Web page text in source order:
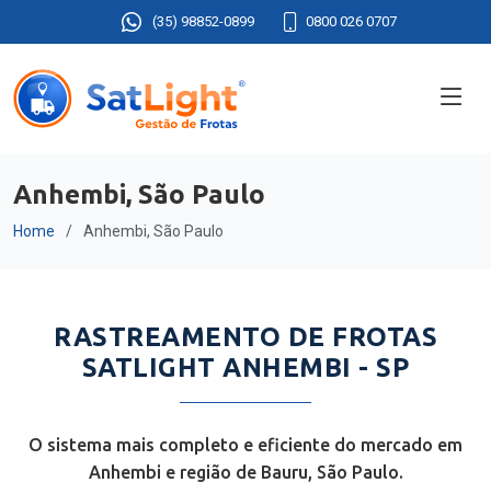
(35) 98852-0899 0800 026 0707
Anhembi, São Paulo
Home Anhembi, São Paulo
RASTREAMENTO DE FROTAS
SATLIGHT ANHEMBI - SP
O sistema mais completo e eficiente do mercado em
Anhembi e região de Bauru, São Paulo.